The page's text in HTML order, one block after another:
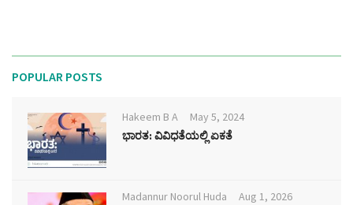
POPULAR POSTS
Hakeem B A
May 5, 2024
ಭಾರತ: ವಿವಿಧತೆಯಲ್ಲಿ ಏಕತೆ
Madannur Noorul Huda
Aug 1, 2026